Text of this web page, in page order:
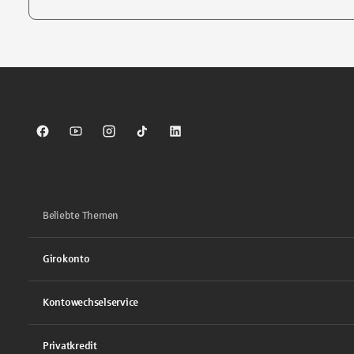
Sparkasse auf Facebook
Sparkasse auf Youtube
Sparkasse auf Instagram
Sparkasse auf TikTok
Sparkasse auf LinkedIn
Beliebte Themen
Girokonto
Kontowechselservice
Privatkredit